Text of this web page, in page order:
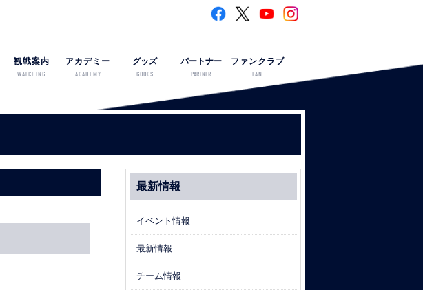
観戦案内
WATCHING
アカデミー
ACADEMY
グッズ
GOODS
パートナー
PARTNER
ファンクラブ
FAN
最新情報
イベント情報
最新情報
チーム情報